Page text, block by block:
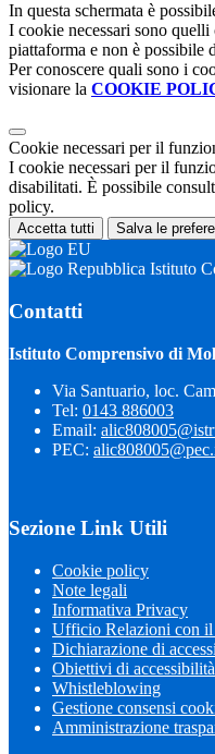
In questa schermata è
I cookie necessari sono
piattaforma e non è possibile
Per conoscere quali sono i
visionare la COOKIE
Cookie necessari per il
I cookie necessari per il
disabilitati. È possibile
policy.
Accetta tutti Salva le
Istituto
Contatti
Istituto Comprensivo di
Via Santuario, loc.
Tel: 0143 886003
Email:
PEC:
Sezione Link Utili
Cookie policy
Note legali
Informativa Privacy
Ufficio Relazioni con
Dichiarazione di
Obiettivi di accessibilità
Whistleblowing
Gestione consensi
Amministrazione